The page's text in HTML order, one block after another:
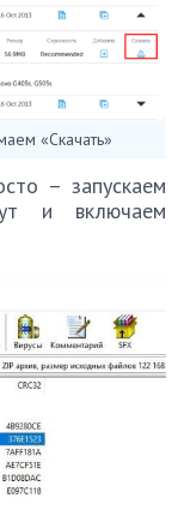
«Скачать»
– запускаем
и включаем